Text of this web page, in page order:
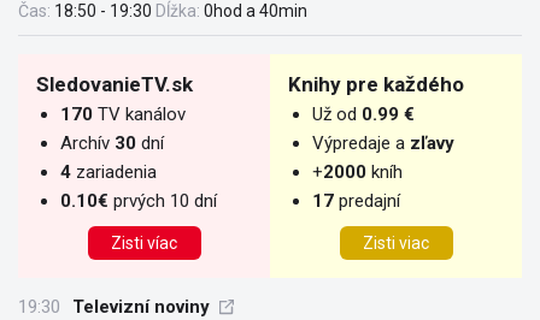
Čas: 18:50 - 19:30 Dĺžka: 0hod a 40min
SledovanieTV.sk
170 TV kanálov
Archív 30 dní
4 zariadenia
0.10€ prvých 10 dní
Zisti víac
Knihy pre každého
Už od 0.99 €
Výpredaje a zľavy
+2000 kníh
17 predajní
Zisti viac
19:30 Televizní noviny